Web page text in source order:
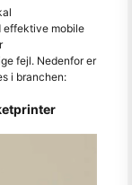
effektive mobile
fejl. Nedenfor er
i branchen: